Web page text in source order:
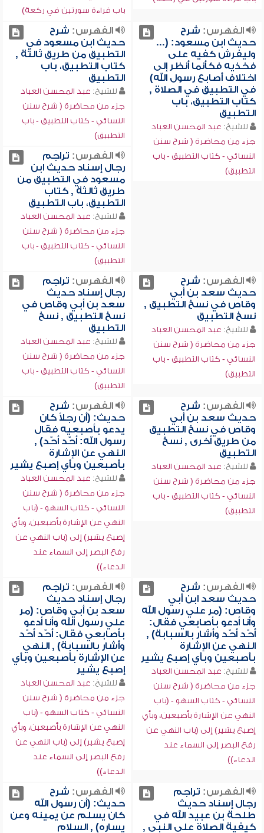
باب قراءة سورتين في ركعة)
الفهرس: شرح
حديث ابن مسعود: (...
وليفرش كفيه على
فخذيه فكأنما أنظر إلى
اختلاف أصابع رسول الله)
في التطبيق في الصلاة ,
كتاب التطبيق، باب
التطبيق
للشيخ: عبد المحسن العباد
جزء من محاضرة ( شرح سنن
النسائي - كتاب التطبيق - باب
التطبيق)
الفهرس: شرح
حديث ابن مسعود في
التطبيق من طريق ثالثة ,
كتاب التطبيق، باب
التطبيق
للشيخ: عبد المحسن العباد
جزء من محاضرة ( شرح سنن
النسائي - كتاب التطبيق - باب
التطبيق)
الفهرس: تراجم
رجال إسناد حديث ابن
مسعود في التطبيق من
طريق ثالثة , كتاب
التطبيق، باب التطبيق
للشيخ: عبد المحسن العباد
جزء من محاضرة ( شرح سنن
النسائي - كتاب التطبيق - باب
التطبيق)
الفهرس: شرح
حديث سعد بن أبي
وقاص في نسخ التطبيق ,
نسخ التطبيق
للشيخ: عبد المحسن العباد
جزء من محاضرة ( شرح سنن
النسائي - كتاب التطبيق - باب
التطبيق)
الفهرس: تراجم
رجال إسناد حديث
سعد بن أبي وقاص في
نسخ التطبيق , نسخ
التطبيق
للشيخ: عبد المحسن العباد
جزء من محاضرة ( شرح سنن
النسائي - كتاب التطبيق - باب
التطبيق)
الفهرس: شرح
حديث سعد بن أبي
وقاص في نسخ التطبيق
من طريق أخرى , نسخ
التطبيق
للشيخ: عبد المحسن العباد
جزء من محاضرة ( شرح سنن
النسائي - كتاب التطبيق - باب
التطبيق)
الفهرس: شرح
حديث: (أن رجلاً كان
يدعو بأصبعيه فقال
رسول الله: أحّد أحّد) ,
النهي عن الإشارة
بأصبعين وبأي إصبع يشير
للشيخ: عبد المحسن العباد
جزء من محاضرة ( شرح سنن
النسائي - كتاب السهو - (باب
النهي عن الإشارة بأصبعين، وبأي
إصبع يشير) إلى (باب النهي عن
رفع البصر إلى السماء عند
الدعاء))
الفهرس: شرح
حديث سعد ابن أبي
وقاص: (مر علي رسول الله
وأنا أدعو بأصابعي فقال:
أحّد أحّد وأشار بالسبابة) ,
النهي عن الإشارة
بأصبعين وبأي إصبع يشير
للشيخ: عبد المحسن العباد
جزء من محاضرة ( شرح سنن
النسائي - كتاب السهو - (باب
النهي عن الإشارة بأصبعين، وبأي
إصبع يشير) إلى (باب النهي عن
رفع البصر إلى السماء عند
الدعاء))
الفهرس: تراجم
رجال إسناد حديث
سعد بن أبي وقاص: (مر
علي رسول الله وأنا أدعو
بأصابعي فقال: أحّد أحّد
وأشار بالسبابة) , النهي
عن الإشارة بأصبعين وبأي
إصبع يشير
للشيخ: عبد المحسن العباد
جزء من محاضرة ( شرح سنن
النسائي - كتاب السهو - (باب
النهي عن الإشارة بأصبعين، وبأي
إصبع يشير) إلى (باب النهي عن
رفع البصر إلى السماء عند
الدعاء))
الفهرس: تراجم
رجال إسناد حديث
طلحة بن عبيد الله في
كيفية الصلاة على النبي ,
الفهرس: شرح
حديث: (أن رسول الله
كان يسلم عن يمينه وعن
يساره) , السلام